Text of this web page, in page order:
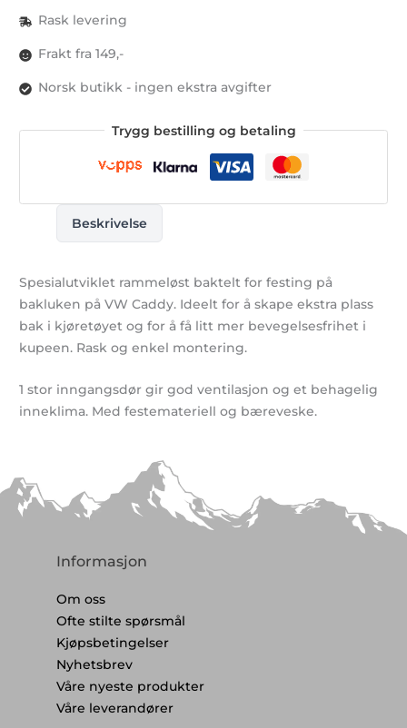
antall
Rask levering
Frakt fra 149,-
Norsk butikk - ingen ekstra avgifter
Trygg bestilling og betaling
Beskrivelse
Spesialutviklet rammeløst baktelt for festing på
bakluken på VW Caddy. Ideelt for å skape ekstra plass
bak i kjøretøyet og for å få litt mer bevegelsesfrihet i
kupeen. Rask og enkel montering.
1 stor inngangsdør gir god ventilasjon og et behagelig
inneklima. Med festemateriell og bæreveske.
Informasjon
Om oss
Ofte stilte spørsmål
Kjøpsbetingelser
Nyhetsbrev
Våre nyeste produkter
Våre leverandører